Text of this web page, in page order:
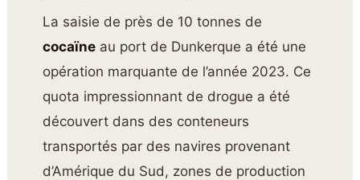
La saisie de près de 10 tonnes de
cocaïne au port de Dunkerque a été une
opération marquante de l’année 2023. Ce
quota impressionnant de drogue a été
découvert dans des conteneurs
transportés par des navires provenant
d’Amérique du Sud, zones de production